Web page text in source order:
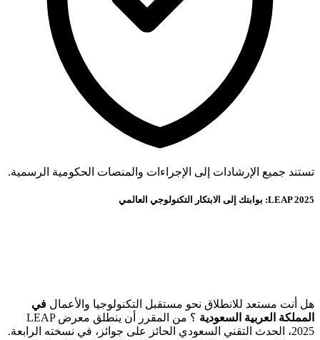
تستند جميع الإرشادات إلى الإجراءات والمنصات الحكومية الرسمية.
LEAP 2025: بوابتك إلى الابتكار التكنولوجي العالمي
هل أنت مستعد للانطلاق نحو مستقبل التكنولوجيا والأعمال في
المملكة العربية السعودية
؟ من المقرر أن ينطلق معرض LEAP
2025، الحدث التقني السعودي الحائز على جوائز، في نسخته الرابعة.